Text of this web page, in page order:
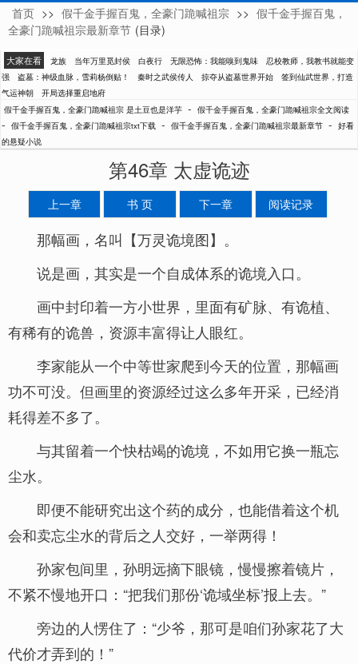
是土豆也是洋芋
首页 >> 假千金手握百鬼，全豪门跪喊祖宗 >> 假千金手握百鬼，
全豪门跪喊祖宗最新章节 (目录)
大家在看 龙族 当年万里觅封侯 白夜行 无限恐怖：我能嗅到鬼味
忍校教师，我教书就能变
强
盗墓：神级血脉，雪莉杨倒贴！ 秦时之武侯传人 掠夺从盗墓世界开始
签到仙武世界，打造
气运神朝
开局选择重启地府
假千金手握百鬼，全豪门跪喊祖宗 是土豆也是洋芋 - 假千金手握百鬼，全豪门跪喊祖宗全文阅读
- 假千金手握百鬼，全豪门跪喊祖宗txt下载 - 假千金手握百鬼，全豪门跪喊祖宗最新章节 - 好看
的悬疑小说
第46章 太虚诡迹
上一章 书 页 下一章 阅读记录
那幅画，名叫【万灵诡境图】。
说是画，其实是一个自成体系的诡境入口。
画中封印着一方小世界，里面有矿脉、有诡植、
有稀有的诡兽，资源丰富得让人眼红。
李家能从一个中等世家爬到今天的位置，那幅画
功不可没。但画里的资源经过这么多年开采，已经消
耗得差不多了。
与其留着一个快枯竭的诡境，不如用它换一瓶忘
尘水。
即便不能研究出这个药的成分，也能借着这个机
会和卖忘尘水的背后之人交好，一举两得！
孙家包间里，孙明远摘下眼镜，慢慢擦着镜片，
不紧不慢地开口：“把我们那份‘诡域坐标’报上去。”
旁边的人愣住了：“少爷，那可是咱们孙家花了大
代价才弄到的！”